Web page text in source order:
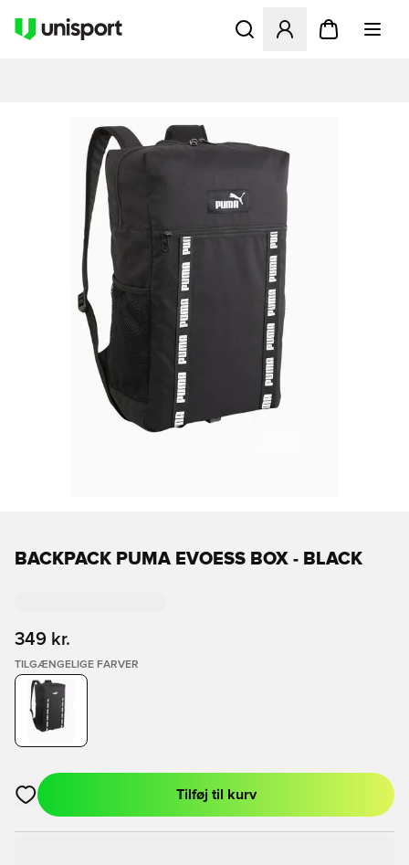
Åbner en Modal til at
BACKPACK PUMA EVOESS BOX - BLACK
349 kr.
TILGÆNGELIGE FARVER
Åbner en Modal til at logge ind eller tilmelde dig som medlem
Tilføj til kurv